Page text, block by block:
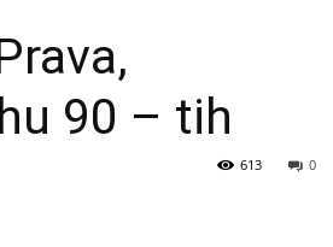
90 – tih
0
613